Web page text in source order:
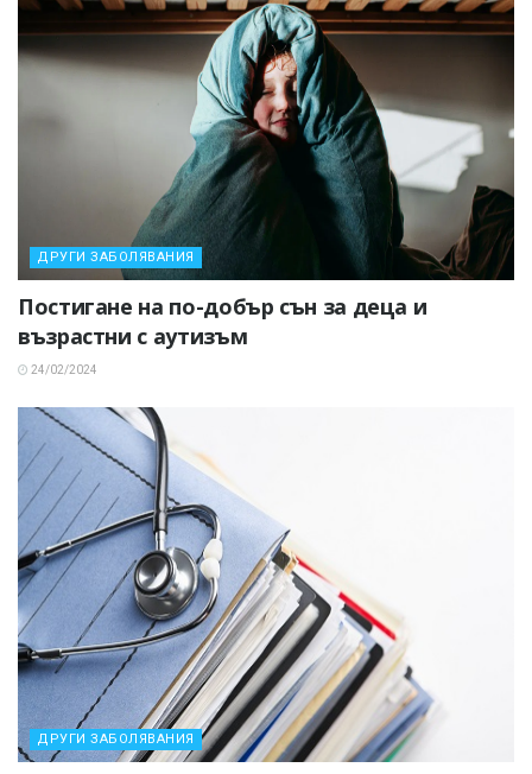
ДРУГИ ЗАБОЛЯВАНИЯ
Постигане на по-добър сън за деца и
възрастни с аутизъм
24/02/2024
ДРУГИ ЗАБОЛЯВАНИЯ